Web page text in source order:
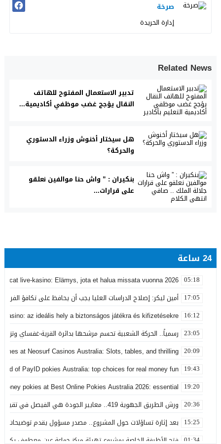
صرخة
إدارة الحريدة
Related News
تدبير الاستعمال المفتوح للهاتف
النقال يؤجج غضب موظفي أكاديمية...
هل سيختار أخنوش وزراء الدستوري
والحركة؟
بنكيران : ” واش حنا موالفين نعلقو
على قرارات...
24 ساعة
05:18
live-kasino: Elämys, jota et halua missata vuonna 2026
17:05 أمين ليكر: إصلاح الدراسات العليا يجب أن يحافظ على تكافؤ الفرص
16:12
Casino: az ideális hely a biztonságos játékra és kifizetésekre
23:05 رسمياً.. الحركة الشعبية تحسم مرشحها بدائرة القرية-غفساي
20:09
at Neosurf Casinos Australia: Slots, tables, and thrilling
19:43
of PayID pokies Australia: top choices for real money fun
19:20
pokies at Best Online Pokies Australia 2026: essential
20:36 ورش الطريق الجهوية 419.. معايير الجودة هي الفيصل في تقييم مشاريع البنية التحتية
15:25 بعد إثارة تساؤلات حول المشروع.. مصدر مسؤول يقدم توضيحات
01:34 فتح الأظرفة الخاصة بمشروع تهيئة مركز جماعة عين معطوف بكلفة تناهز 22.86